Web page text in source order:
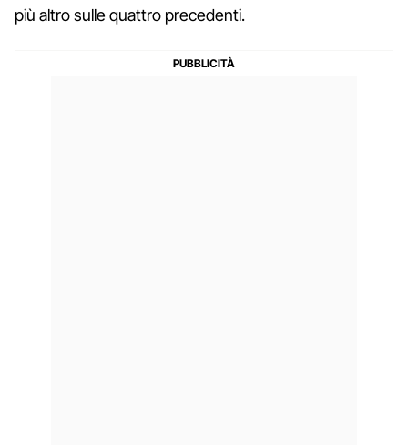
più altro sulle quattro precedenti.